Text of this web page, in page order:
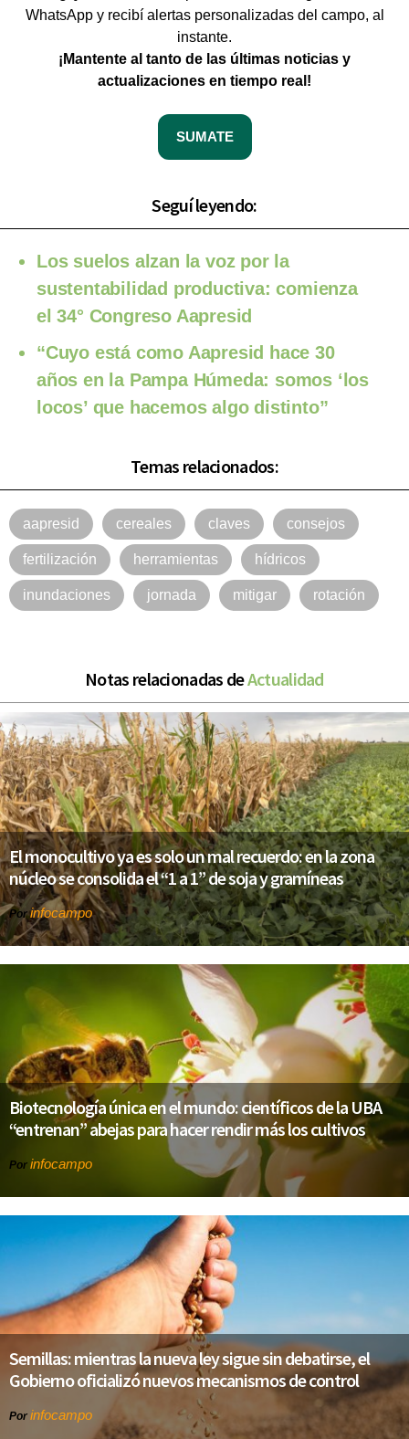
WhatsApp y recibí alertas personalizadas del campo, al
instante.
¡Mantente al tanto de las últimas noticias y
actualizaciones en tiempo real!
SUMATE
Seguí leyendo:
Los suelos alzan la voz por la
sustentabilidad productiva: comienza
el 34° Congreso Aapresid
“Cuyo está como Aapresid hace 30
años en la Pampa Húmeda: somos ‘los
locos’ que hacemos algo distinto”
Temas relacionados:
aapresid cereales claves consejos
fertilización herramientas hídricos
inundaciones jornada mitigar rotación
Notas relacionadas deActualidad
El monocultivo ya es solo un mal recuerdo: en la zona
núcleo se consolida el “1 a 1” de soja y gramíneas
Porinfocampo
Biotecnología única en el mundo: científicos de la UBA
“entrenan” abejas para hacer rendir más los cultivos
Por infocampo
Semillas: mientras la nueva ley sigue sin debatirse, el
Gobierno oficializó nuevos mecanismos de control
Por infocampo